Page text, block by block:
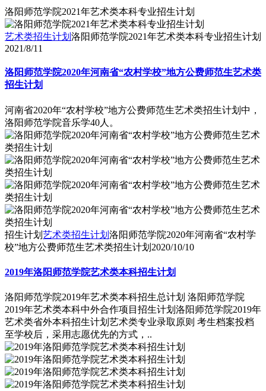
洛阳师范学院2021年艺术类本科专业招生计划
艺术类招生计划 洛阳师范学院2021年艺术类本科专业招生计划
2021/8/11
洛阳师范学院2020年河南省“农村学校”地方公费师范生艺术类
招生计划
河南省2020年“农村学校”地方公费师范生艺术类招生计划中，
洛阳师范学院音乐学40人。
招生计划 艺术类招生计划 洛阳师范学院2020年河南省“农村学
校”地方公费师范生艺术类招生计划 2020/10/10
2019年洛阳师范学院艺术类本科招生计划
洛阳师范学院2019年艺术类本科招生总计划 洛阳师范学院
2019年艺术类本科中外合作项目招生计划洛阳师范学院2019年
艺术类省外本科招生计划艺术类专业录取原则 考生档案投档
至学校后，采用志愿优先的方式，..